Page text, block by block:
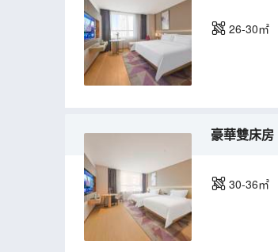
26-30㎡
豪華雙床房
30-36㎡